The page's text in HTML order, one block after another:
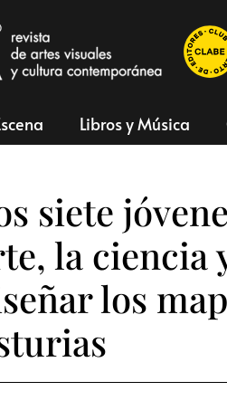
Libros y Música
siete
la ciencia
los